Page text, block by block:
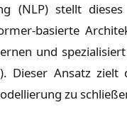
(NLP) stellt dieses
basierte
und
Dieser Ansatz
zu